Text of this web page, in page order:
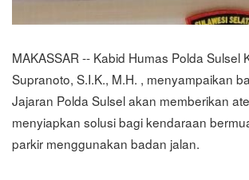
MAKASSAR -- Kabid Humas Polda Sulsel
Supranoto, S.I.K., M.H. , menyampaikan
Jajaran Polda Sulsel akan memberikan
menyiapkan solusi bagi kendaraan
parkir menggunakan badan jalan.